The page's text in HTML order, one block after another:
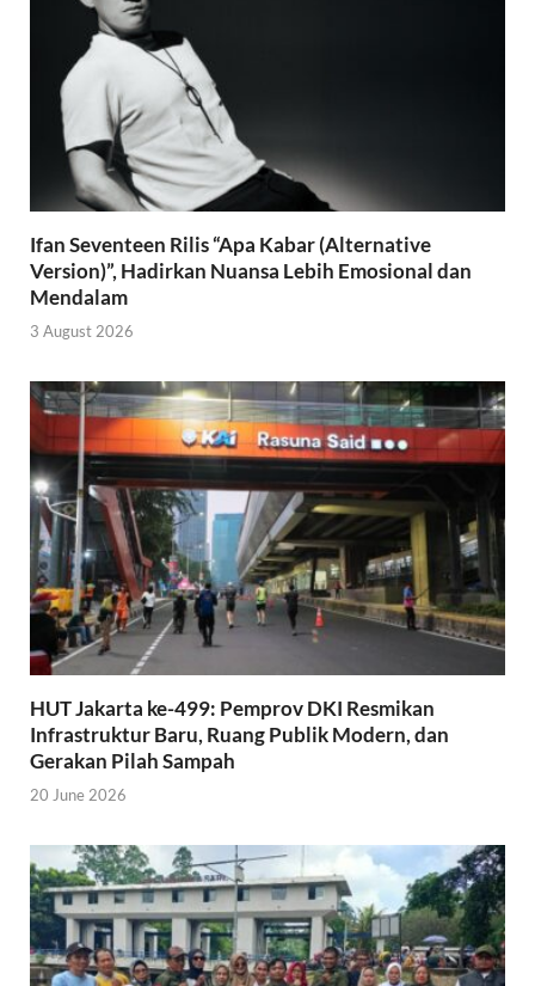
Ifan Seventeen Rilis “Apa Kabar (Alternative
Version)”, Hadirkan Nuansa Lebih Emosional dan
Mendalam
3 August 2026
HUT Jakarta ke-499: Pemprov DKI Resmikan
Infrastruktur Baru, Ruang Publik Modern, dan
Gerakan Pilah Sampah
20 June 2026